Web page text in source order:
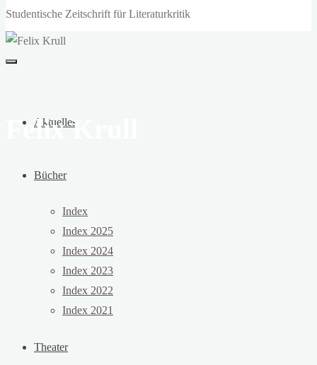
Studentische Zeitschrift für Literaturkritik
Aktuelles
Bücher
Index
Index 2025
Index 2024
Index 2023
Index 2022
Index 2021
Theater
Felix Krull